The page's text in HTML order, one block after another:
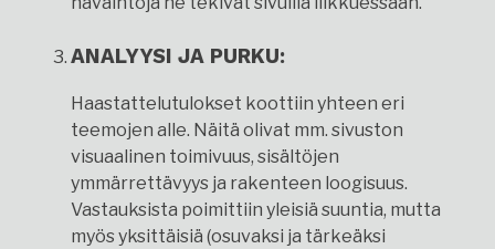
ANALYYSI JA PURKU:
Haastattelutulokset koottiin yhteen eri
teemojen alle. Näitä olivat mm. sivuston
visuaalinen toimivuus, sisältöjen
ymmärrettävyys ja rakenteen loogisuus.
Vastauksista poimittiin yleisiä suuntia, mutta
myös yksittäisiä (osuvaksi ja tärkeäksi